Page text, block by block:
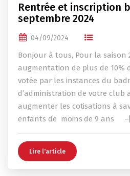
Rentrée et inscription
septembre 2024
04/09/2024
Bonjour à tous, Pour la saison
augmentation de plus de 10%
votée par les instances du
d’administration de votre club
augmenter les cotisations à
enfants de moins de 9 ans
Lire l'article